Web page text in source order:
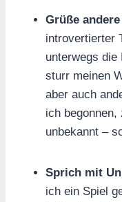
Grüße
introvertierter
unterwegs die
sturr meinen
aber auch
ich begonnen,
unbekannt –
Sprich mit
ich ein Spiel